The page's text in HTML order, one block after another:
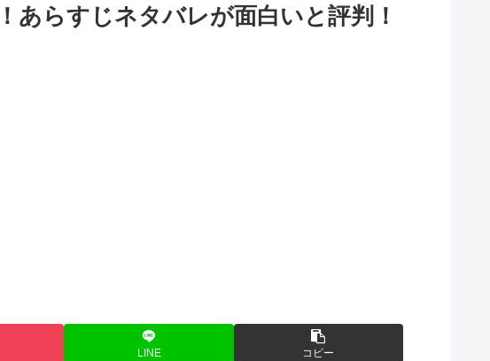
らすじネタバレが面白いと評判！
LINE コピー